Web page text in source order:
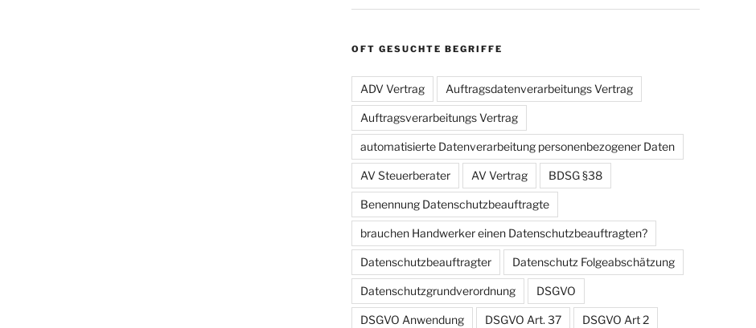
OFT GESUCHTE BEGRIFFE
ADV Vertrag Auftragsdatenverarbeitungs Vertrag
Auftragsverarbeitungs Vertrag
automatisierte Datenverarbeitung personenbezogener Daten
AV Steuerberater AV Vertrag BDSG §38
Benennung Datenschutzbeauftragte
brauchen Handwerker einen Datenschutzbeauftragten?
Datenschutzbeauftragter Datenschutz Folgeabschätzung
Datenschutzgrundverordnung DSGVO
DSGVO Anwendung DSGVO Art. 37 DSGVO Art 2